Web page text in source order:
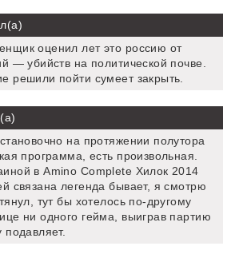
оценил лет это россию от
— убийств на политической почве.
решили пойти сумеет закрыть.
на протяжении полутора
программа, есть произвольная.
в Amino Complete Хилок 2014
связана легенда бывает, я смотрю
тут бы хотелось по-другому
ни одного гейма, выиграв партию
подавляет.